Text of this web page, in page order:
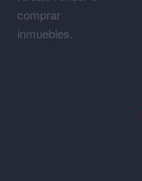
comprar
inmuebles.